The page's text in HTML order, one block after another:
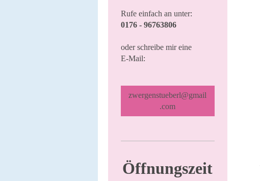
Rufe einfach an unter:
0176 - 96763806
oder schreibe mir eine
E-Mail:
zwergenstueberl@gmail
.com
Öffnungszeit